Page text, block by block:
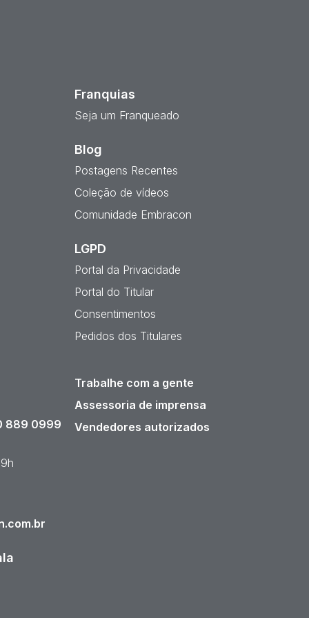
Franquias
Seja um Franqueado
Blog
Postagens Recentes
Coleção de vídeos
Comunidade Embracon
LGPD
Portal da Privacidade
Portal do Titular
Consentimentos
Pedidos dos Titulares
889 0999
Trabalhe com a gente
Assessoria de imprensa
Vendedores autorizados